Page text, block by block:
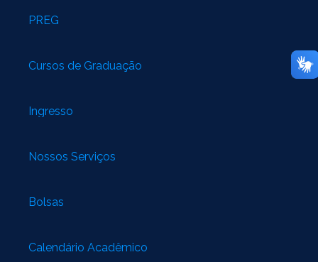
PREG
Cursos de Graduação
Ingresso
Nossos Serviços
Bolsas
Calendário Acadêmico